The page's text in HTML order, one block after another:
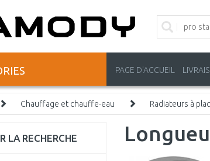
PAGE D'ACCUEIL
Chauffage et chauffe-eau Radiateurs à
LA RECHERCHE